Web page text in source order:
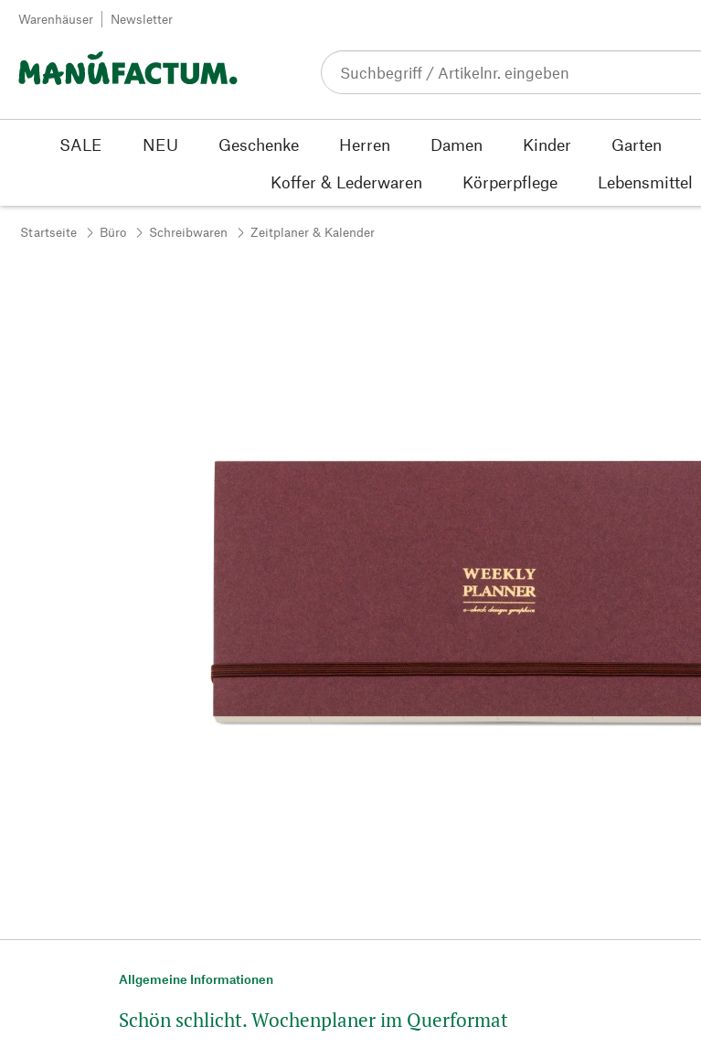
Zum Inhalt springen
Warenhäuser Newsletter
SALE NEU Geschenke Herren Damen Kinder Garten
Koffer & Lederwaren
Körperpflege Lebensmittel
Startseite Büro Schreibwaren Zeitplaner & Kalender
Allgemeine Informationen
Schön schlicht. Wochenplaner im Querformat